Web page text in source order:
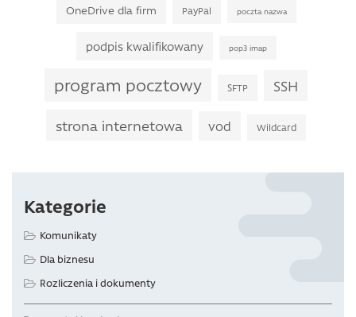
OneDrive dla firm PayPal poczta nazwa
podpis kwalifikowany pop3 imap
program pocztowy SFTP SSH
strona internetowa vod Wildcard
Kategorie
Komunikaty
Dla biznesu
Rozliczenia i dokumenty